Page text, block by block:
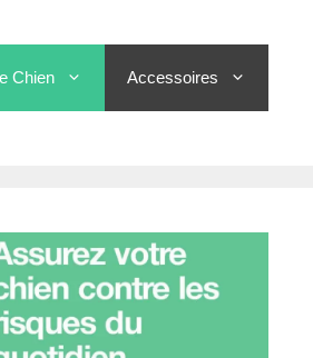
Chien Accessoires